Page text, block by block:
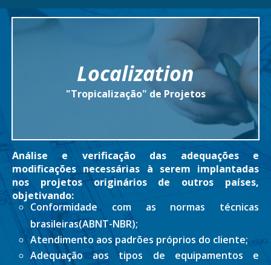
Localization
"Tropicalização" de Projetos
Análise e verificação das adequações e
modificações necessárias à serem implantadas
nos projetos originários de outros países,
objetivando:
Conformidade com as normas técnicas
brasileiras(ABNT-NBR);
Atendimento aos padrões próprios do cliente;
Adequação aos tipos de equipamentos e